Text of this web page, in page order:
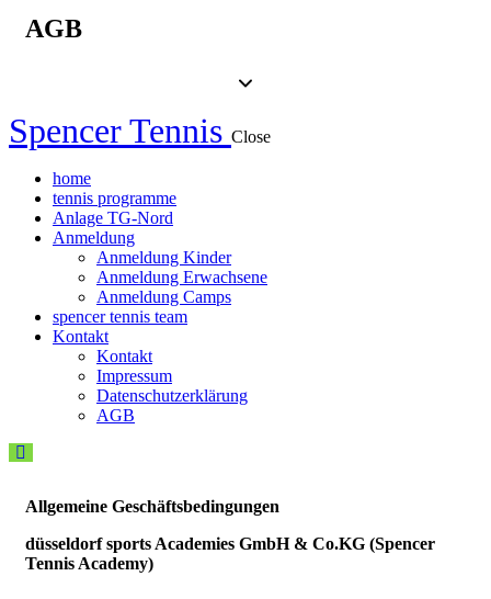
AGB
Spencer Tennis Close
home
tennis programme
Anlage TG-Nord
Anmeldung
Anmeldung Kinder
Anmeldung Erwachsene
Anmeldung Camps
spencer tennis team
Kontakt
Kontakt
Impressum
Datenschutzerklärung
AGB
Allgemeine Geschäftsbedingungen
düsseldorf sports Academies GmbH & Co.KG (Spencer
Tennis Academy)